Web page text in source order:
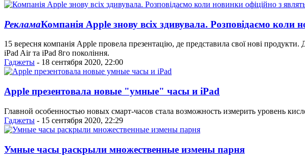
РекламаКомпанiя Apple знову всіх здивувала. Розповідаємо коли
15 вересня компанія Apple провела презентацію, де представила свої нові
iPad Air та iPad 8го покоління.
Гаджеты - 18 сентября 2020, 22:00
Apple презентовала новые "умные" часы и iPad
Главной особенностью новых смарт-часов стала возможность измерить уровень
Гаджеты - 15 сентября 2020, 22:29
Умные часы раскрыли множественные измены парня